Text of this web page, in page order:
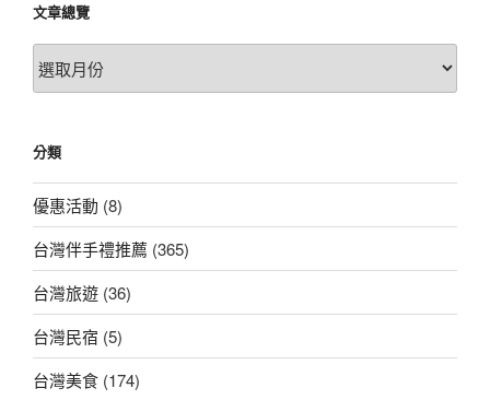
文章總覽
文
章
分類
優惠活動 (8)
台灣伴手禮推薦 (365)
台灣旅遊 (36)
台灣民宿 (5)
台灣美食 (174)